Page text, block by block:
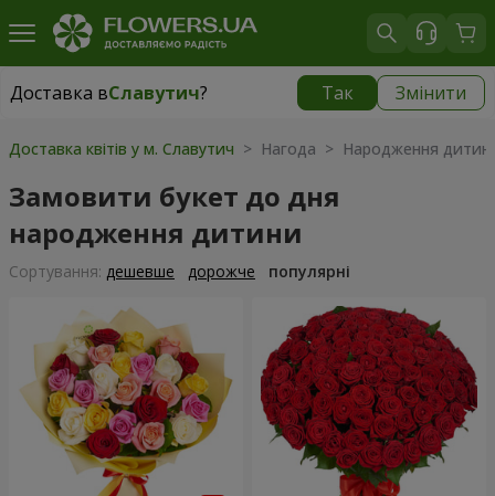
Доставка вСлавутич? Так Змінити
Доставка вСлавутич|
Доставка квітів у м. Славутич > Нагода > Народження
Замовити букет до дня
народження дитини
Сортування: дешевше дорожче популярні